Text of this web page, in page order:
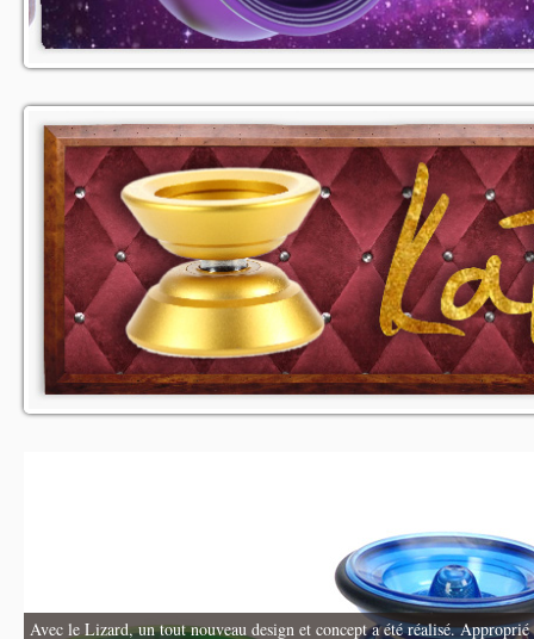
Avec le Lizard, un tout nouveau design et concept a été réalisé.